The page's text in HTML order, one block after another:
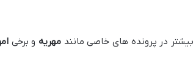
در پرونده های خاصی مانند مهریه و برخی